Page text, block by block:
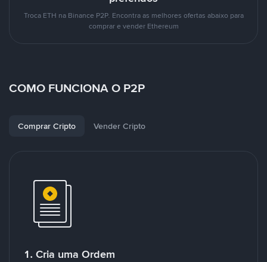
Troca ETH na Binance P2P. Encontra as melhores ofertas abaixo para
comprar e vender Ethereum
COMO FUNCIONA O P2P
Comprar Cripto Vender Cripto
1. Cria uma Ordem